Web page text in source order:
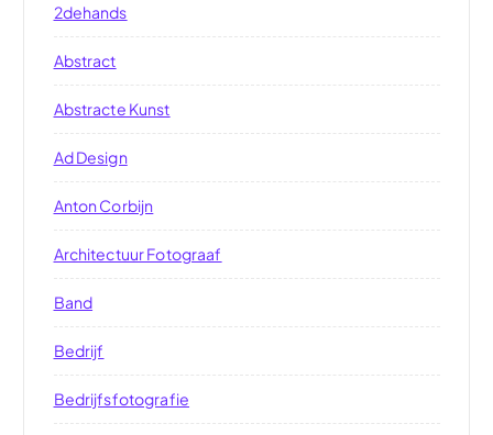
2dehands
Abstract
Abstracte Kunst
Ad Design
Anton Corbijn
Architectuur Fotograaf
Band
Bedrijf
Bedrijfsfotografie